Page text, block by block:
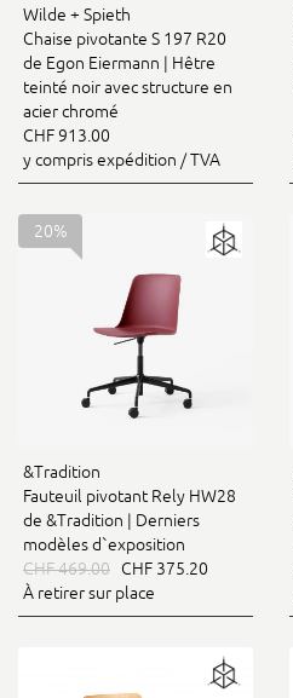
Wilde + Spieth
Chaise pivotante S 197 R20
de Egon Eiermann | Hêtre
teinté noir avec structure en
acier chromé
CHF 913.00
y compris expédition / TVA
20%
&Tradition
Fauteuil pivotant Rely HW28
de &Tradition | Derniers
modèles d`exposition
CHF 469.00 CHF 375.20
À retirer sur place